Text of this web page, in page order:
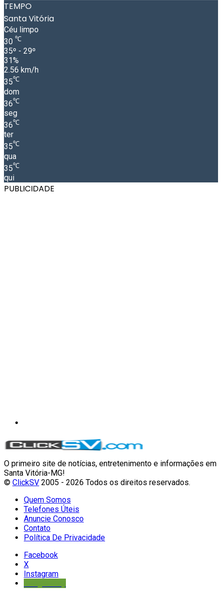
TEMPO
Santa Vitória
Céu limpo
30 ℃
35º - 29º
31%
2.56 km/h
35℃
dom
36℃
seg
36℃
ter
35℃
qua
35℃
qui
PUBLICIDADE
O primeiro site de notícias, entretenimento e informações em
Santa Vitória-MG!
© ClickSV 2005 - 2026 Todos os direitos reservados.
Quem Somos
Telefones Úteis
Anuncie Conosco
Contato
Política De Privacidade
Facebook
X
Instagram